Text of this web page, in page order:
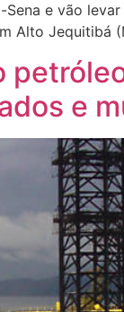
e vão
Jequitibá
e